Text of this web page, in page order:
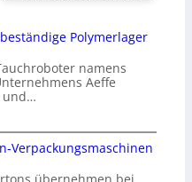
Polymerlager
namens
Aeffe
und…
Verpackungsmaschinen